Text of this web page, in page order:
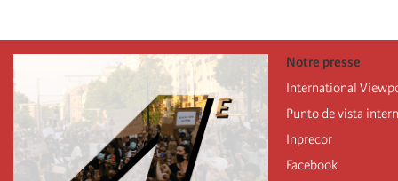
Notre presse
International
Punto de vista
Inprecor
Facebook